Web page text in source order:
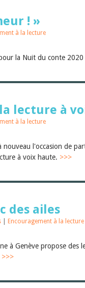
! »
à la lecture
la Nuit du conte 2020
lecture à
à la lecture
nouveau l'occasion de
à voix haute. >>>
des ailes
Encouragement à la lecture
à Genève propose des
>>>